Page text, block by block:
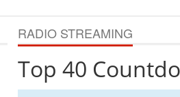
RADIO STREAMING
Top 40